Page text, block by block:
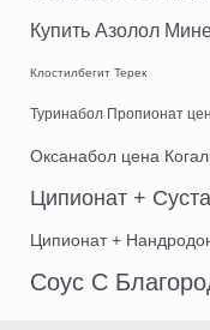
Купить Азолол
Клостилбегит Терек
Туринабол Пропионат
Оксанабол цена
Ципионат +
Ципионат +
Соус С